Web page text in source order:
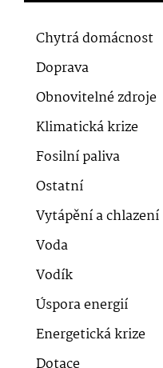
Chytrá domácnost
Doprava
Obnovitelné zdroje
Klimatická krize
Fosilní paliva
Ostatní
Vytápění a chlazení
Voda
Vodík
Úspora energií
Energetická krize